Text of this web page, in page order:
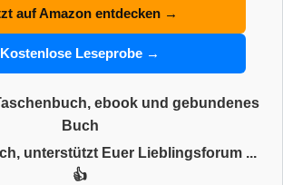
auf Amazon entdecken →
Kostenlose Leseprobe →
ebook und gebundenes
Buch
unterstützt Euer Lieblingsforum ...
👍